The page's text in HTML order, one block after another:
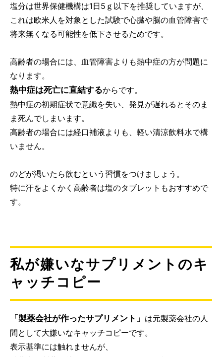
塩分は世界保健機構は1日5ｇ以下を推奨していますが、
これは欧米人を対象とした試験で心臓や脳の血管障害で
将来無くなる可能性を低下させるためです。
高齢者の場合には、血管障害よりも熱中症の方が問題に
なります。
熱中症は死亡に直結するからです。
熱中症の初期症状で意識を失い、発見が遅れるとそのま
ま死んでしまいます。
高齢者の場合には経口補液よりも、軽い清涼飲料水で構
いません。
のどが渇いたら飲むという習慣をつけましょう。
特に汗をよくかく高齢者は塩のタブレットもおすすめで
す。
私が嫌いなサプリメントのキ
ャッチコピー
「製薬会社が作ったサプリメント」 は元製薬会社の人
間として大嫌いなキャッチコピーです。
表示基準には触れませんが、